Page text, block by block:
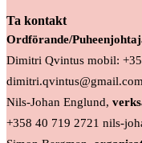
Ta kontakt
Ordförande/
Dimitri Qvintus mobil:
dimitri.qvintus@gmail.com
Nils-Johan Englund,
+358 40 719 2721 nils-